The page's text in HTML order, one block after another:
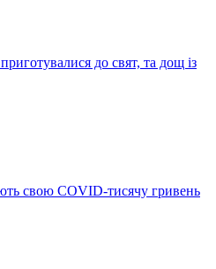
до свят, та дощ із
свою COVID-тисячу гривень